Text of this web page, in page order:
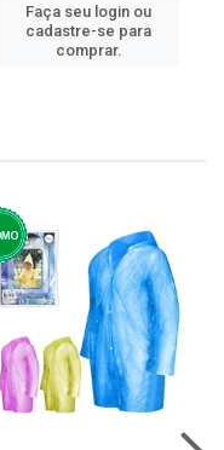
Faça seu login ou
cadastre-se para
comprar.